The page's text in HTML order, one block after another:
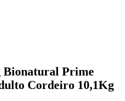
Bionatural Prime
Cordeiro 10,1Kg